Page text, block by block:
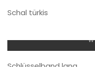
Schal türkis